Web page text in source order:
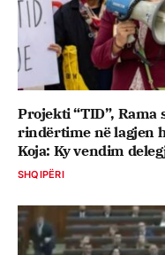
Projekti “TID”,
rindërtime në lagjen
Koja: Ky vendim
SHQIPËRI